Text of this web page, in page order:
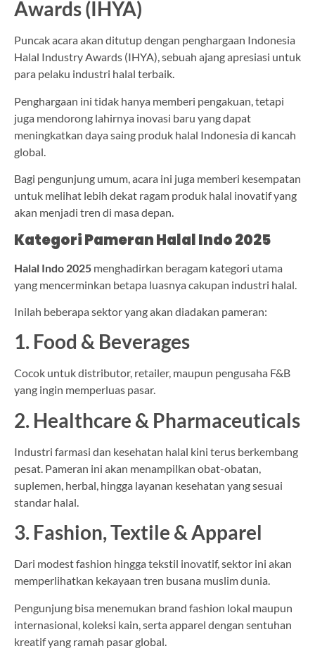
Awards (IHYA)
Puncak acara akan ditutup dengan penghargaan Indonesia
Halal Industry Awards (IHYA), sebuah ajang apresiasi untuk
para pelaku industri halal terbaik.
Penghargaan ini tidak hanya memberi pengakuan, tetapi
juga mendorong lahirnya inovasi baru yang dapat
meningkatkan daya saing produk halal Indonesia di kancah
global.
Bagi pengunjung umum, acara ini juga memberi kesempatan
untuk melihat lebih dekat ragam produk halal inovatif yang
akan menjadi tren di masa depan.
Kategori Pameran Halal Indo 2025
Halal Indo 2025 menghadirkan beragam kategori utama
yang mencerminkan betapa luasnya cakupan industri halal.
Inilah beberapa sektor yang akan diadakan pameran:
1. Food & Beverages
Cocok untuk distributor, retailer, maupun pengusaha F&B
yang ingin memperluas pasar.
2. Healthcare & Pharmaceuticals
Industri farmasi dan kesehatan halal kini terus berkembang
pesat. Pameran ini akan menampilkan obat-obatan,
suplemen, herbal, hingga layanan kesehatan yang sesuai
standar halal.
3. Fashion, Textile & Apparel
Dari modest fashion hingga tekstil inovatif, sektor ini akan
memperlihatkan kekayaan tren busana muslim dunia.
Pengunjung bisa menemukan brand fashion lokal maupun
internasional, koleksi kain, serta apparel dengan sentuhan
kreatif yang ramah pasar global.